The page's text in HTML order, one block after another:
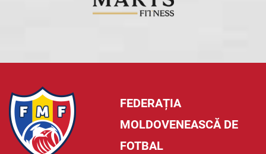
FEDERAȚIA
MOLDOVENEASCĂ DE
FOTBAL